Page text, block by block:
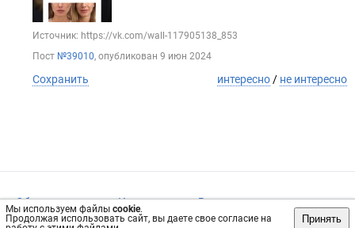
Мы используем файлы cookie.
Продолжая использовать сайт, вы даете свое согласие на
Принять
Источник: https://vk.com/wall-117905138_853
Пост №39010, опубликован 9 июн 2024
Сохранить интересно / не интересно
Обратная связь Инвесторам
Вконтакте
vrachi66.ru, 2019-2026 гг.